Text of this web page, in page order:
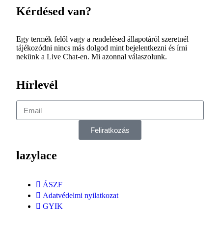
Kérdésed van?
Egy termék felől vagy a rendelésed állapotáról szeretnél
tájékozódni nincs más dolgod mint bejelentkezni és írni
nekünk a Live Chat-en. Mi azonnal válaszolunk.
Hírlevél
Feliratkozás
lazylace
ÁSZF
Adatvédelmi nyilatkozat
GYIK